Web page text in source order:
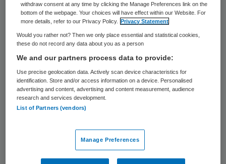
blijkt uit gegevens van het
Onderzoeksprogramma Arbeidsmarkt Zorg
en Welzijn (AZW).
Nadat de zorgarbeidsmarkt een aantal
jaren werd gekenmerkt door krimp in de
meeste deelsectoren, lag in 2016 zowel het
aantal werknemers als het aantal fte’s
In 2017 groeide het aantal
werknemers in zorg en welzijn
withdraw consent at any time by clicking the Manage Preferences link on the
bottom of the webpage. Your choices will have effect within our Website. For
more details, refer to our Privacy Policy.
Privacy Statement
Would you rather not? Then we only place essential and statistical cookies,
these do not record any data about you as a person
We and our partners process data to provide:
Use precise geolocation data. Actively scan device characteristics for
identification. Store and/or access information on a device. Personalised
advertising and content, advertising and content measurement, audience
research and services development.
List of Partners (vendors)
Manage Preferences